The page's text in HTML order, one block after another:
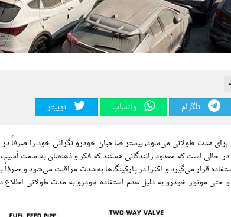
تلگرام واتساپ توییتر
مدت طولانی می‌شود، بیشتر صاحبان خودرو نگرانی خود را صرفاً
در حالی است که معدود رانندگانی هستند که فکر و ذهنشان به سمت
قرار می‌گیرد و اکثرا در پارکینگ‌ها به‌شدت مراقبت می‌شود و
موتور خودرو به دلیل عدم استفاده خودرو به مدت طولانی اطلاع